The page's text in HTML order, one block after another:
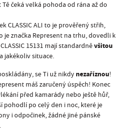
čeká velká pohoda od rána až do
CLASSIC ALI to je prověřený střih,
je značka Represent na trhu, dovedli k
15131 mají standardněvšitou
jakékoliv situace.
se Ti už nikdy nezaříznou!
máš zaručený úspěch! Konec
před kamarády nebo ještě hůř,
pohodlí po celý den i noc, které je
i odpočinek, žádné jiné pánské